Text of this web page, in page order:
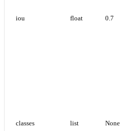
iou float 0.7
classes list None